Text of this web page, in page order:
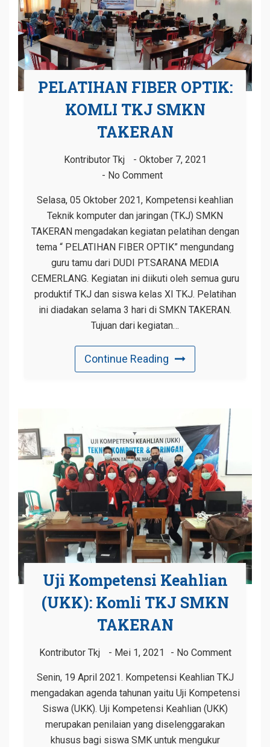
PELATIHAN FIBER OPTIK:
KOMLI TKJ SMKN
TAKERAN
Kontributor Tkj
Oktober 7, 2021
No Comment
Selasa, 05 Oktober 2021, Kompetensi keahlian
Teknik komputer dan jaringan (TKJ) SMKN
TAKERAN mengadakan kegiatan pelatihan dengan
tema “ PELATIHAN FIBER OPTIK” mengundang
guru tamu dari DUDI PT.SARANA MEDIA
CEMERLANG. Kegiatan ini diikuti oleh semua guru
produktif TKJ dan siswa kelas XI TKJ. Pelatihan
ini diadakan selama 3 hari di SMKN TAKERAN.
Tujuan dari kegiatan…
Continue Reading
Uji Kompetensi Keahlian
(UKK): Komli TKJ SMKN
TAKERAN
Kontributor Tkj Mei 1, 2021 No Comment
Senin, 19 April 2021. Kompetensi Keahlian TKJ
mengadakan agenda tahunan yaitu Uji Kompetensi
Siswa (UKK). Uji Kompetensi Keahlian (UKK)
merupakan penilaian yang diselenggarakan
khusus bagi siswa SMK untuk mengukur